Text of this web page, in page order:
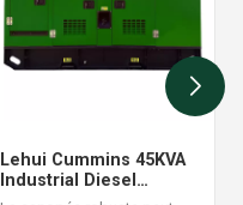
Lehui Cummins 45KVA
Industrial Diesel